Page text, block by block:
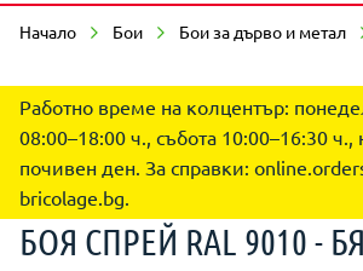
Начало Бои Бои за дърво и метал
Работно време на колцентър:
08:00–18:00 ч., събота 10:00–16:30 ч.,
почивен ден. За справки:
bricolage.bg.
БОЯ СПРЕЙ RAL 9010 -